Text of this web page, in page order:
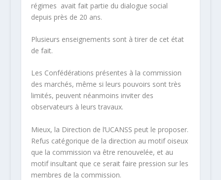
régimes avait fait partie du dialogue social
depuis près de 20 ans.
Plusieurs enseignements sont à tirer de cet état
de fait.
Les Confédérations présentes à la commission
des marchés, même si leurs pouvoirs sont très
limités, peuvent néanmoins inviter des
observateurs à leurs travaux.
Mieux, la Direction de l’UCANSS peut le proposer.
Refus catégorique de la direction au motif oiseux
que la commission va être renouvelée, et au
motif insultant que ce serait faire pression sur les
membres de la commission.